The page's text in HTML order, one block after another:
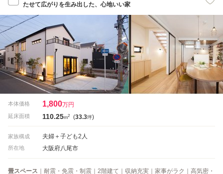
たせて広がりを生み出した、心地いい家
本体価格 1,800万円
延床面積 110.25m2 (33.3坪)
家族構成 夫婦＋子ども2人
所在地 大阪府八尾市
畳スペース ｜耐震・免震・制震｜2階建て｜収納充実｜家事がラク｜高気密・